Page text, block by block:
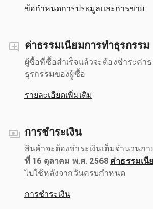
ข้อกำหนดการประมูลและการขาย
ค่าธรรมเนียมการทำธุรกรรม
ผู้ซื้อที่ซื้อสำเร็จแล้วจะต้องชำระค่า
ธุรกรรมของผู้ซื้อ
รายละเอียดเพิ่มเติม
การชำระเงิน
สินค้าจะต้องชำระเงินเต็มจำนวนภา
ที่ 16 ตุลาคม พ.ศ. 2568 ค่าธรรมเนี
ไปใช้หลังจากวันครบกำหนด
การชำระเงิน